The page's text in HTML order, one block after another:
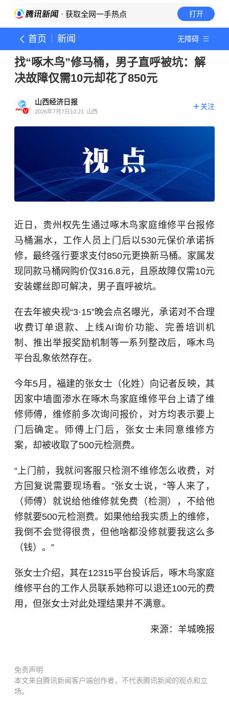
· 获取全网一手热点 打开
首页 新闻 无障碍
找“啄木鸟”修马桶，男子直呼被坑：解
决故障仅需10元却花了850元
山西经济日报
2026年7月7日10:21 山西
关注
近日，贵州权先生通过啄木鸟家庭维修平台报修
马桶漏水，工作人员上门后以530元保价承诺拆
修，最终强行要求支付850元更换新马桶。家属发
现同款马桶网购价仅316.8元，且原故障仅需10元
安装螺丝即可解决，男子直呼被坑。
在去年被央视“3·15”晚会点名曝光，承诺对不合理
收费订单退款、上线AI询价功能、完善培训机
制、推出举报奖励机制等一系列整改后，啄木鸟
平台乱象依然存在。
今年5月，福建的张女士（化姓）向记者反映，其
因家中墙面渗水在啄木鸟家庭维修平台上请了维
修师傅，维修前多次询问报价，对方均表示要上
门后确定。师傅上门后，张女士未同意维修方
案，却被收取了500元检测费。
“上门前，我就问客服只检测不维修怎么收费，对
方回复说需要现场看。”张女士说，“等人来了，
（师傅）就说给他维修就免费（检测），不给他
修就要500元检测费。如果他给我实质上的维修，
我倒不会觉得很贵，但他啥都没修就要我这么多
（钱）。”
张女士介绍，其在12315平台投诉后，啄木鸟家庭
维修平台的工作人员联系她称可以退还100元的费
用，但张女士对此处理结果并不满意。
来源：羊城晚报
免责声明
本文来自腾讯新闻客户端创作者，不代表腾讯新闻的观点和立
场。